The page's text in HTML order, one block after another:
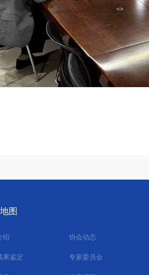
图
绍 协会动态
果鉴定 专家委员会